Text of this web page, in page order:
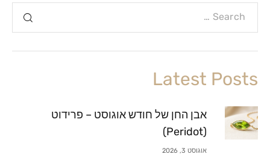
Latest Posts
אבן החן של חודש אוגוסט – פרידוט
(Peridot)
אוגוסט 3, 2026